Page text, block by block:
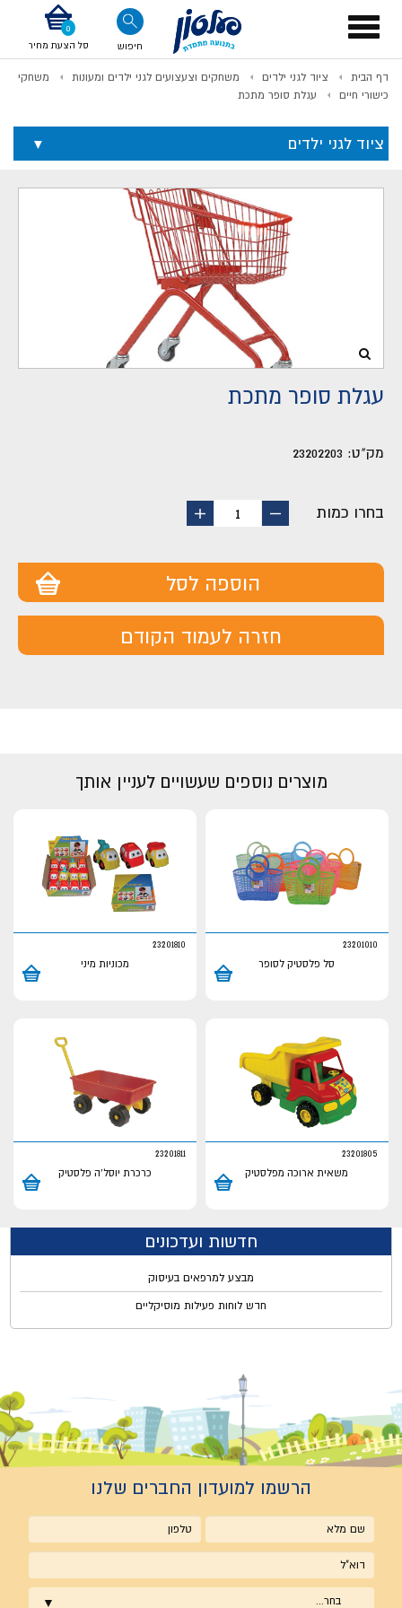
Toggle
navigation
חיפוש סל הצעת מחיר
דף הבית ציוד לגני ילדים משחקים וצעצועים לגני ילדים ומעונות
משחקי
כישורי חיים
עגלת סופר מתכת
ציוד לגני ילדים
עגלת סופר מתכת
מק"ט: 23202203
בחרו כמות
החסר
1
הוסף
הוספה לסל
חזרה לעמוד הקודם
מוצרים נוספים שעשויים לעניין אותך
23201010
סל פלסטיק לסופר
23201810
מכוניות מיני
23201805
משאית ארוכה מפלסטיק
23201811
כרכרת יוסל'ה פלסטיק
חדשות ועדכונים
מבצע למרפאים בעיסוק
חדש לוחות פעילות מוסיקליים
הרשמו למועדון החברים שלנו
שם
מלא
טלפון
אימייל
בחר...